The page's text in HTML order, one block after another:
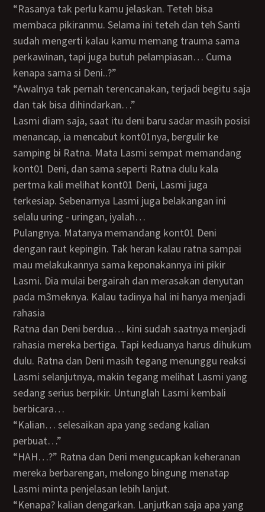
“Rasanya tak perlu kamu jelaskan. Teteh bisa
membaca pikiranmu. Selama ini teteh dan teh Santi
sudah mengerti kalau kamu memang trauma sama
perkawinan, tapi juga butuh pelampiasan… Cuma
kenapa sama si Deni..?”
“Awalnya tak pernah terencanakan, terjadi begitu saja
dan tak bisa dihindarkan…”
Lasmi diam saja, saat itu deni baru sadar masih posisi
menancap, ia mencabut kont01nya, bergulir ke
samping bi Ratna. Mata Lasmi sempat memandang
kont01 Deni, dan sama seperti Ratna dulu kala
pertma kali melihat kont01 Deni, Lasmi juga
terkesiap. Sebenarnya Lasmi juga belakangan ini
selalu uring - uringan, iyalah…
pulangnya. Matanya memandang kont01 Deni
dengan raut kepingin. Tak heran kalau ratna sampai
mau melakukannya sama keponakannya ini pikir
Lasmi. Dia mulai bergairah dan merasakan denyutan
pada m3meknya. Kalau tadinya hal ini hanya menjadi
rahasia
Ratna dan Deni berdua… kini sudah saatnya menjadi
rahasia mereka bertiga. Tapi keduanya harus dihukum
dulu. Ratna dan Deni masih tegang menunggu reaksi
Lasmi selanjutnya, makin tegang melihat Lasmi yang
sedang serius berpikir. Untunglah Lasmi kembali
berbicara…
“Kalian… selesaikan apa yang sedang kalian
perbuat…”
“HAH…?” Ratna dan Deni mengucapkan keheranan
mereka berbarengan, melongo bingung menatap
Lasmi minta penjelasan lebih lanjut.
“Kenapa? kalian dengarkan. Lanjutkan saja apa yang